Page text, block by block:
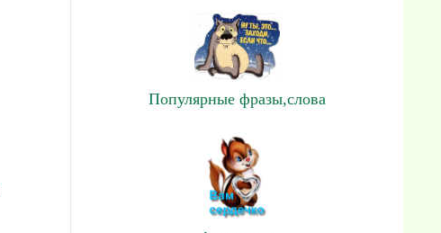
Популярные фразы,слова